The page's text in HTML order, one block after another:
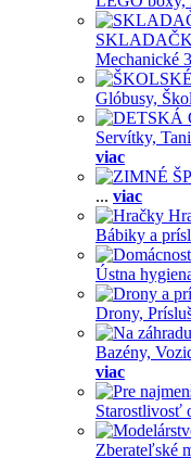
Mechanické
Glóbusy,
Servítky,
viac
... viac
Bábiky a
Ústna
Drony,
Bazény,
viac
Starostlivosť
Zberateľské